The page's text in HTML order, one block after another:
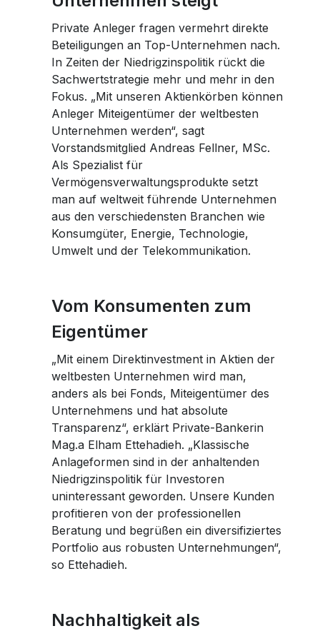
Workshops Frauen und Finanzen
Finanzpodcast für Frauen: Wirklich reich
Finanzberatung für Frauen
Frauen & Finanzen Workshops
Fund for Education (FFE)
Karriere
Die Partner Bank als Arbeitgeber
Benefits
Ablauf des Bewerbungsprozesses
Offene Stellen
Workshops Frauen und Finanzen
Finanzpodcast für Frauen: Wirklich reich
Finanzberatung für Frauen
Frauen & Finanzen Workshops
Fund for Education (FFE)
Karriere
Die Partner Bank als Arbeitgeber
Benefits
Ablauf des Bewerbungsprozesses
Offene Stellen
Facebook
Whatsapp
Telegram
Private Anleger fragen vermehrt direkte
Beteiligungen an Top-Unternehmen nach.
In Zeiten der Niedrigzinspolitik rückt die
Sachwertstrategie mehr und mehr in den
Fokus. „Mit unseren Aktienkörben können
Anleger Miteigentümer der weltbesten
Unternehmen werden“, sagt
Vorstandsmitglied Andreas Fellner, MSc.
Als Spezialist für
Vermögensverwaltungsprodukte setzt
man auf weltweit führende Unternehmen
aus den verschiedensten Branchen wie
Konsumgüter, Energie, Technologie,
Umwelt und der Telekommunikation.
Vom Konsumenten zum
Eigentümer
„Mit einem Direktinvestment in Aktien der
weltbesten Unternehmen wird man,
anders als bei Fonds, Miteigentümer des
Unternehmens und hat absolute
Transparenz“, erklärt Private-Bankerin
Mag.a Elham Ettehadieh. „Klassische
Anlageformen sind in der anhaltenden
Niedrigzinspolitik für Investoren
uninteressant geworden. Unsere Kunden
profitieren von der professionellen
Beratung und begrüßen ein diversifiziertes
Portfolio aus robusten Unternehmungen“,
so Ettehadieh.
Nachhaltigkeit als